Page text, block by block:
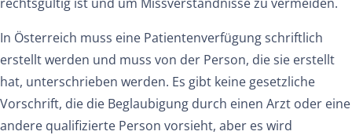
In Österreich muss eine Patientenverfügung schriftlich
erstellt werden und muss von der Person, die sie erstellt
hat, unterschrieben werden. Es gibt keine gesetzliche
Vorschrift, die die Beglaubigung durch einen Arzt oder eine
andere qualifizierte Person vorsieht, aber es wird